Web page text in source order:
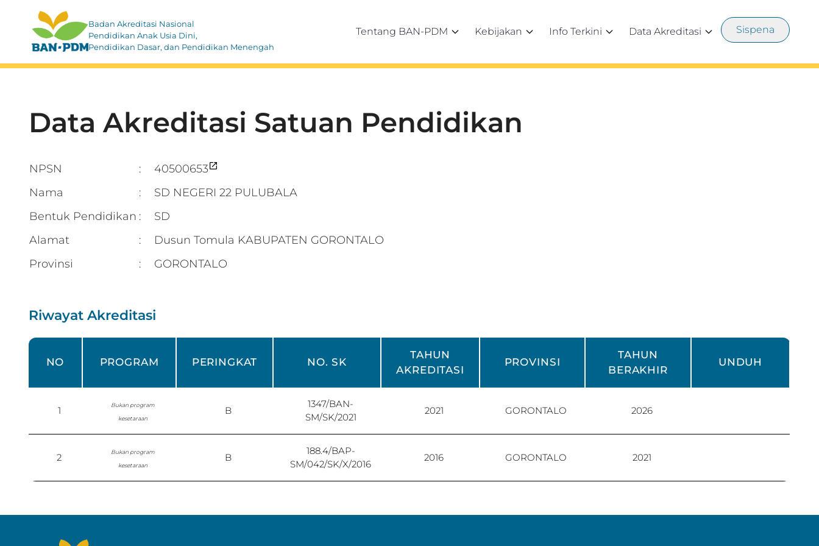
Badan Akreditasi Nasional
Pendidikan Anak Usia Dini,
Pendidikan Dasar, dan Pendidikan Menengah
Tentang BAN-PDM Kebijakan Info Terkini Data Akreditasi Sispena
Data Akreditasi Satuan Pendidikan
NPSN :
40500653
Nama
:
SD NEGERI 22 PULUBALA
Bentuk Pendidikan :
SD
Alamat
:
Dusun Tomula KABUPATEN GORONTALO
Provinsi
: GORONTALO
Riwayat Akreditasi
NO PROGRAM PERINGKAT NO. SK
TAHUN
AKREDITASI
PROVINSI
TAHUN
BERAKHIR
UNDUH
1
Bukan program
kesetaraan
B
1347/BAN-
SM/SK/2021
2021 GORONTALO 2026
2
Bukan program
kesetaraan
B
188.4/BAP-
SM/042/SK/X/2016
2016 GORONTALO 2021